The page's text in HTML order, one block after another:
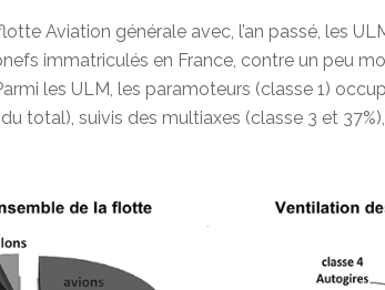
Aviation générale avec, l’an passé, les
immatriculés en France, contre un peu
les ULM, les paramoteurs (classe 1)
du total), suivis des multiaxes (classe 3 et